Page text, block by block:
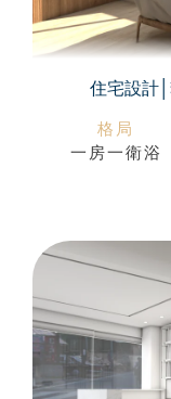
住宅設計
格局
一房一衛浴